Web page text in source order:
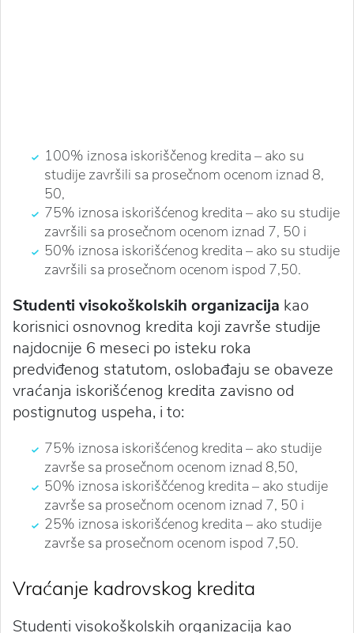
100% iznosa iskoriščenog kredita – ako su
studije završili sa prosečnom ocenom iznad 8,
50,
75% iznosa iskorišćenog kredita – ako su studije
završili sa prosečnom ocenom iznad 7, 50 i
50% iznosa iskorišćenog kredita – ako su studije
završili sa prosečnom ocenom ispod 7,50.
Studenti visokoškolskih organizacija kao
korisnici osnovnog kredita koji završe studije
najdocnije 6 meseci po isteku roka
predviđenog statutom, oslobađaju se obaveze
vraćanja iskorišćenog kredita zavisno od
postignutog uspeha, i to:
75% iznosa iskorišćenog kredita – ako studije
završe sa prosečnom ocenom iznad 8,50,
50% iznosa iskoriščćenog kredita – ako studije
završe sa prosečnom ocenom iznad 7, 50 i
25% iznosa iskorišćenog kredita – ako studije
završe sa prosečnom ocenom ispod 7,50.
Vraćanje kadrovskog kredita
Studenti visokoškolskih organizacija kao